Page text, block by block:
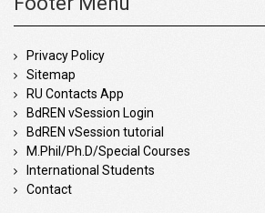
Privacy Policy
Sitemap
RU Contacts App
BdREN vSession Login
BdREN vSession tutorial
M.Phil/Ph.D/Special Courses
International Students
Contact